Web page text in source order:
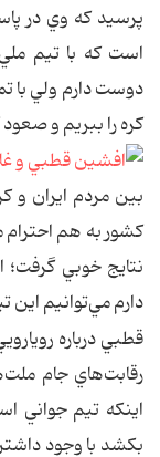
پرسيد كه وي در
است كه با تيم
دوست دارم ولي با
كره را ببريم و
بين مردم ايران و
كشور به هم
نتايج خوبي گرفت؛
دارم مي‌توانيم
قطبي درباره
اينكه تيم جواني
بكشد با وجود